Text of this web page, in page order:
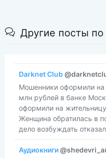
Другие посты по
Darknet Club
​​Мошенники оформили на
млн рублей в банке
оформили на
Женщина обратилась в
дело возбуждать
Аудиокниги